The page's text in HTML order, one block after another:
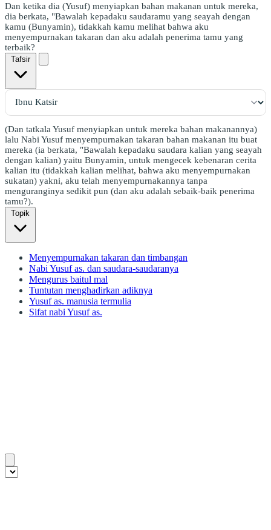
Dan ketika dia (Yusuf) menyiapkan bahan makanan untuk mereka,
dia berkata, "Bawalah kepadaku saudaramu yang seayah dengan
kamu (Bunyamin), tidakkah kamu melihat bahwa aku
menyempurnakan takaran dan aku adalah penerima tamu yang
terbaik?
Tafsir
(Dan tatkala Yusuf menyiapkan untuk mereka bahan makanannya)
lalu Nabi Yusuf menyempurnakan takaran bahan makanan itu buat
mereka (ia berkata, "Bawalah kepadaku saudara kalian yang seayah
dengan kalian) yaitu Bunyamin, untuk mengecek kebenaran cerita
kalian itu (tidakkah kalian melihat, bahwa aku menyempurnakan
sukatan) yakni, aku telah menyempurnakannya tanpa
menguranginya sedikit pun (dan aku adalah sebaik-baik penerima
tamu?).
Topik
Menyempurnakan takaran dan timbangan
Nabi Yusuf as. dan saudara-saudaranya
Mengurus baitul mal
Tuntutan menghadirkan adiknya
Yusuf as. manusia termulia
Sifat nabi Yusuf as.